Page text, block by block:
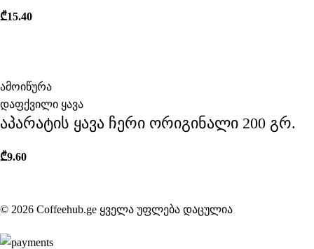
₾15.40
ამოიწურა
დაფქვილი ყავა
აპარატის ყავა ჩერი ორიგინალი 200 გრ.
₾9.60
© 2026 Coffeehub.ge ყველა უფლება დაცულია